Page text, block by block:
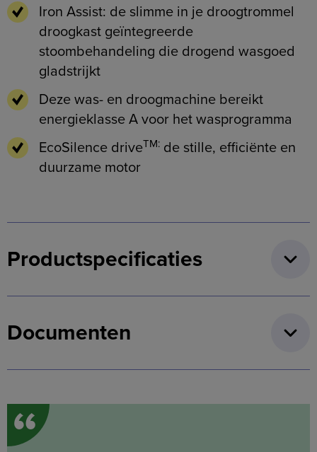
Iron Assist: de slimme in je droogtrommel
droogkast geïntegreerde
stoombehandeling die drogend wasgoed
gladstrijkt
Deze was- en droogmachine bereikt
energieklasse A voor het wasprogramma
EcoSilence driveTM: de stille, efficiënte en
duurzame motor
Productspecificaties
Documenten
“